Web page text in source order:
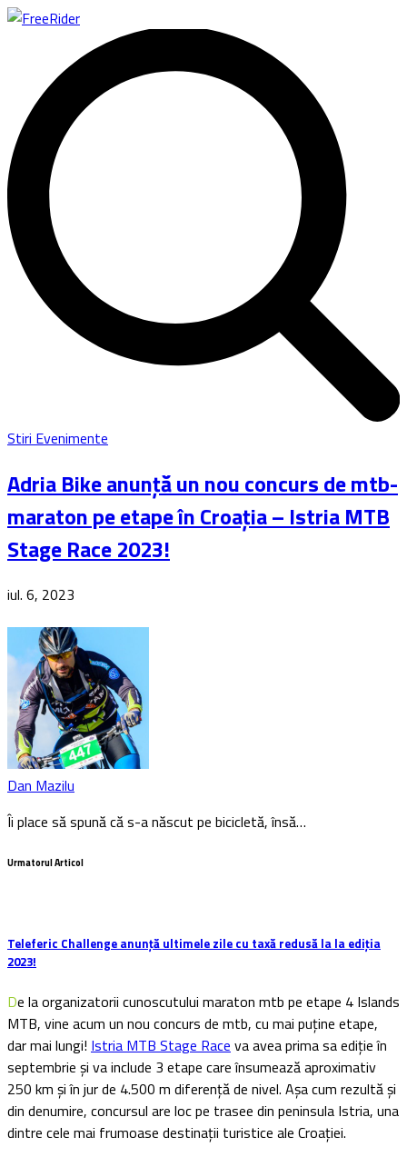
Stiri Evenimente
Adria Bike anunță un nou concurs de mtb-
maraton pe etape în Croația – Istria MTB
Stage Race 2023!
iul. 6, 2023
Dan Mazilu
Îi place să spună că s-a născut pe bicicletă, însă…
Urmatorul Articol
Teleferic Challenge anunță ultimele zile cu taxă redusă la la ediția
2023!
De la organizatorii cunoscutului maraton mtb pe etape 4 Islands
MTB, vine acum un nou concurs de mtb, cu mai puține etape,
dar mai lungi! Istria MTB Stage Race va avea prima sa ediție în
septembrie și va include 3 etape care însumează aproximativ
250 km și în jur de 4.500 m diferență de nivel. Așa cum rezultă și
din denumire, concursul are loc pe trasee din peninsula Istria, una
dintre cele mai frumoase destinații turistice ale Croației.